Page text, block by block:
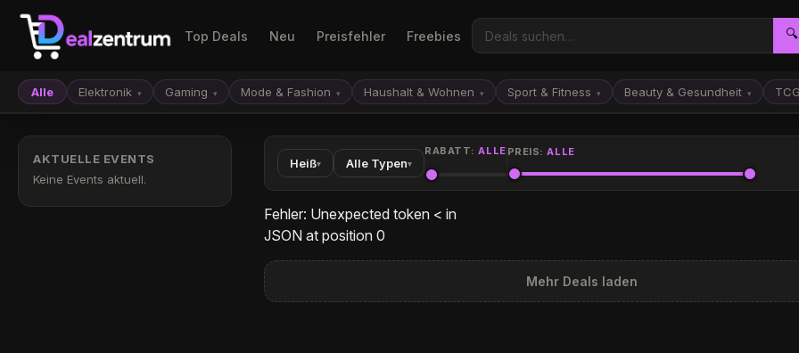
Top Deals Neu Preisfehler Freebies 🔍
Alle Elektronik ▾ Gaming ▾ Mode & Fashion ▾ Haushalt & Wohnen ▾ Sport & Fitness ▾ Beauty & Gesundheit ▾ TCG
AKTUELLE EVENTS
Keine Events aktuell.
Heiß▾ Alle Typen▾
RABATT:ALLE PREIS:ALLE
Fehler: Unexpected token < in
JSON at position 0
Mehr Deals laden